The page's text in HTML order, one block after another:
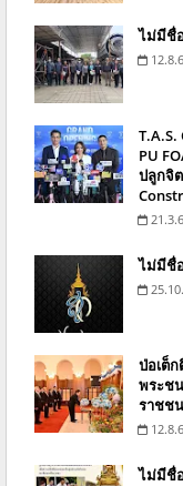
ไม่มีชื่
PU
ปลูกจิ
ไม่มีชื่
ป่อเต็
พระช
ราชช
ไม่มีชื่